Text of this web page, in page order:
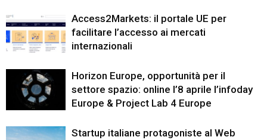
Access2Markets: il portale UE per
facilitare l’accesso ai mercati
internazionali
Horizon Europe, opportunità per il
settore spazio: online l’8 aprile l’infoday
Europe & Project Lab 4 Europe
Startup italiane protagoniste al Web